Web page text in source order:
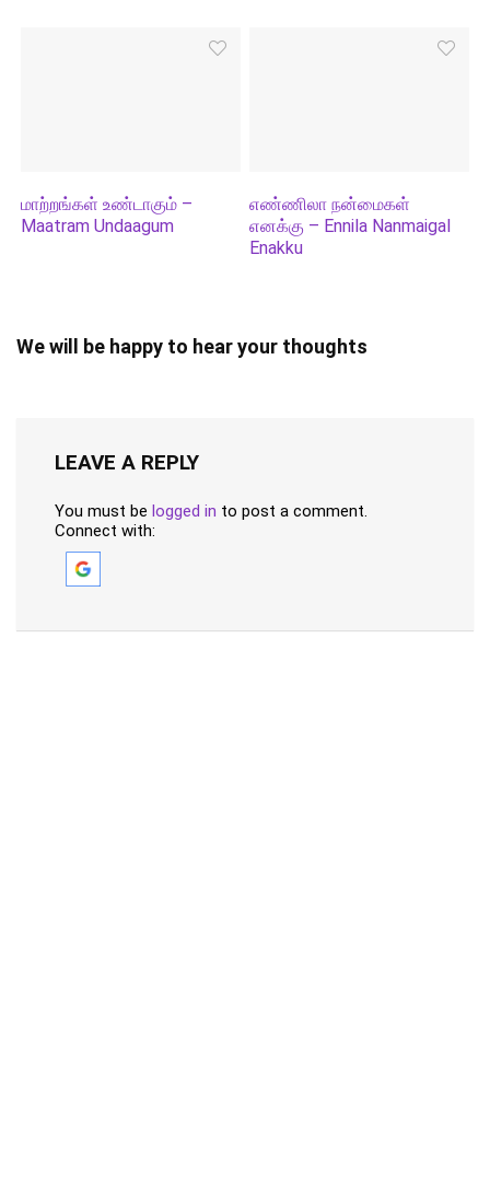
மாற்றங்கள் உண்டாகும் –
Maatram Undaagum
எண்ணிலா நன்மைகள்
எனக்கு – Ennila Nanmaigal
Enakku
We will be happy to hear your thoughts
LEAVE A REPLY
You must be logged in to post a comment.
Connect with: